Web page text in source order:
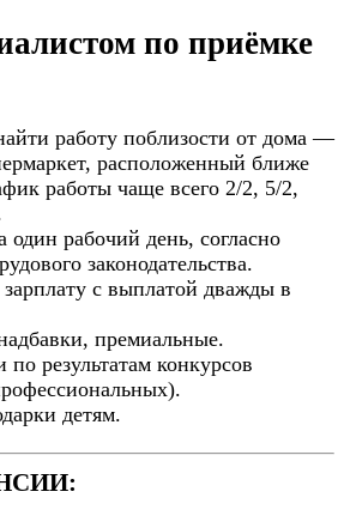
по приёмке
работу поблизости от дома —
расположенный ближе
работы чаще всего 2/2, 5/2,
рабочий день, согласно
законодательства.
с выплатой дважды в
премиальные.
результатам конкурсов
детям.